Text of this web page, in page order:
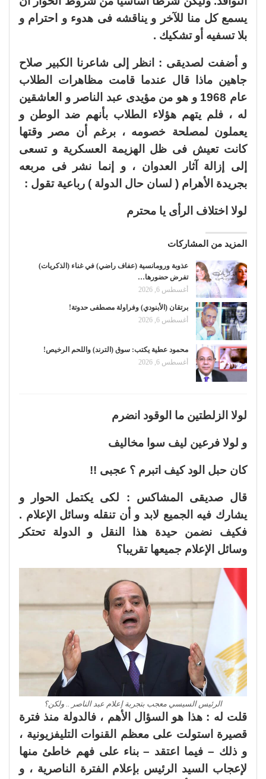
يسمع كل منا للآخر و يناقشه فى هدوء و احترام و
بلا تسفيه أو تشكيك .
و أضفت لصديقى : انظر إلى شاعرنا الكبير صلاح
جاهين ماذا قال عندما قامت مظاهرات الطلاب
عام 1968 و هو من مؤيدى عبد الناصر و العاشقين
له ، فلم يتهم هؤلاء الطلاب بأنهم ضد الوطن و
يعملون لمصلحة خصومه ، برغم أن مصر وقتها
كانت تعيش فى ظل الهزيمة العسكرية و تسعى
إلى إزالة آثار العدوان ، و إنما نشر فى مربعه
بجريدة الأهرام ( لسان حال الدولة ) رباعية تقول :
لولا اختلاف الرأى يا محترم
المزيد من المشاركات
عذوبة ورومانسية (عفاف راضي) في غناء (الذكريات)
تفرض حضورها…
أغسطس 6, 2026
برتقان (الأبنودي) وفراولة مصطفى حدوتة!
أغسطس 6, 2026
محمود عطية يكتب: سوق (الترند) واللحم الرخيص!
أغسطس 6, 2026
لولا الزلطتين ما الوقود انضرم
و لولا فرعين ليف سوا مخاليف
كان حبل الود كيف اتبرم ؟ عجبى !!
قال صديقى المشاكس : لكى يكتمل الحوار و
يشارك فيه الجميع لابد و أن تنقله وسائل الإعلام .
فكيف نضمن حيدة هذا النقل و الدولة تحتكر
وسائل الإعلام جميعها تقريبا؟
الرئيس السيسي معجب بتجربة إعلام عبد الناصر .. ولكن؟
قلت له : هذا هو السؤال الأهم ، فالدولة منذ فترة
قصيرة استولت على معظم القنوات التليفزيونية ،
و ذلك – فيما اعتقد – بناء على فهم خاطئ منها
لإعجاب السيد الرئيس بإعلام الفترة الناصرية ، و